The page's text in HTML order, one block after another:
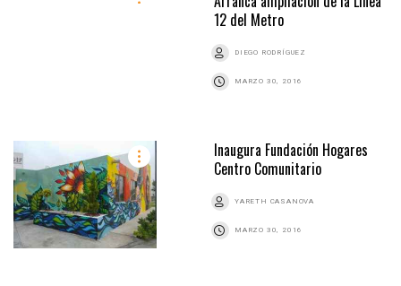
12 del Metro
DIEGO RODRÍGUEZ
MARZO 30, 2016
Inaugura Fundación Hogares
Centro Comunitario
YARETH CASANOVA
MARZO 30, 2016